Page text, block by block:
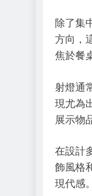
除了集
方向，
焦於餐
射燈通
現尤為
展示物
在設計
飾風格
現代感。